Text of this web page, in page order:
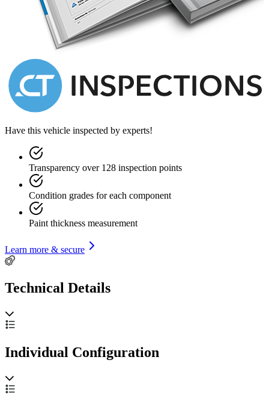
Have this vehicle inspected by experts!
Transparency over 128 inspection points
Condition grades for each component
Paint thickness measurement
Learn more & secure
Technical Details
Individual Configuration